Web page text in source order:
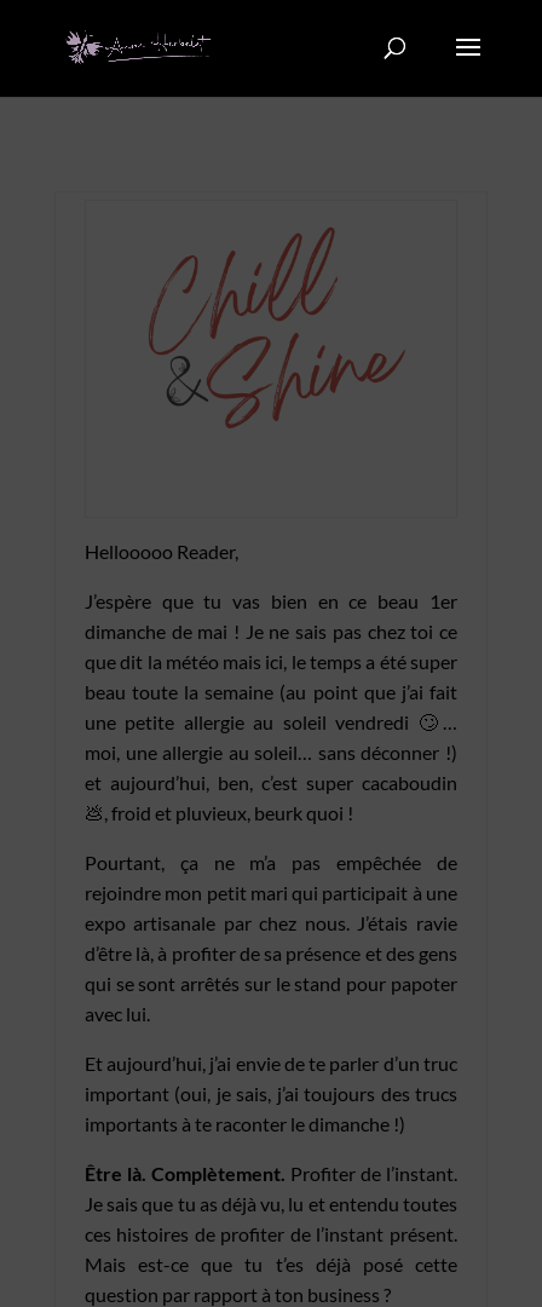
Hellooooo Reader,
J’espère que tu vas bien en ce beau 1er
dimanche de mai ! Je ne sais pas chez toi ce
que dit la météo mais ici, le temps a été super
beau toute la semaine (au point que j’ai fait
une petite allergie au soleil vendredi 🙄…
moi, une allergie au soleil… sans déconner !)
et aujourd’hui, ben, c’est super cacaboudin
💩, froid et pluvieux, beurk quoi !
Pourtant, ça ne m’a pas empêchée de
rejoindre mon petit mari qui participait à une
expo artisanale par chez nous. J’étais ravie
d’être là, à profiter de sa présence et des gens
qui se sont arrêtés sur le stand pour papoter
avec lui.
Et aujourd’hui, j’ai envie de te parler d’un truc
important (oui, je sais, j’ai toujours des trucs
importants à te raconter le dimanche !)
Être là. Complètement. Profiter de l’instant.
Je sais que tu as déjà vu, lu et entendu toutes
ces histoires de profiter de l’instant présent.
Mais est-ce que tu t’es déjà posé cette
question par rapport à ton business ?